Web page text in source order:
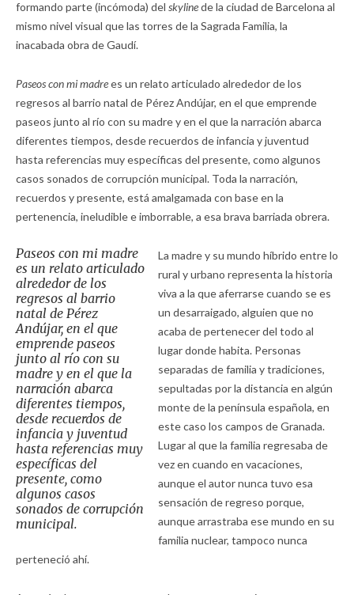
formando parte (incómoda) del skylinede la ciudad de Barcelona al
mismo nivel visual que las torres de la Sagrada Familia, la
inacabada obra de Gaudí.
Paseos con mi madrees un relato articulado alrededor de los
regresos al barrio natal de Pérez Andújar, en el que emprende
paseos junto al río con su madre y en el que la narración abarca
diferentes tiempos, desde recuerdos de infancia y juventud
hasta referencias muy específicas del presente, como algunos
casos sonados de corrupción municipal. Toda la narración,
recuerdos y presente, está amalgamada con base en la
pertenencia, ineludible e imborrable, a esa brava barriada obrera.
Paseos con mi madre
es un relato articulado
alrededor de los
regresos al barrio
natal de Pérez
Andújar, en el que
emprende paseos
junto al río con su
madre y en el que la
narración abarca
diferentes tiempos,
desde recuerdos de
infancia y juventud
hasta referencias muy
específicas del
presente, como
algunos casos
sonados de corrupción
municipal.
La madre y su mundo híbrido entre lo
rural y urbano representa la historia
viva a la que aferrarse cuando se es
un desarraigado, alguien que no
acaba de pertenecer del todo al
lugar donde habita. Personas
separadas de familia y tradiciones,
sepultadas por la distancia en algún
monte de la península española, en
este caso los campos de Granada.
Lugar al que la familia regresaba de
vez en cuando en vacaciones,
aunque el autor nunca tuvo esa
sensación de regreso porque,
aunque arrastraba ese mundo en su
familia nuclear, tampoco nunca
perteneció ahí.